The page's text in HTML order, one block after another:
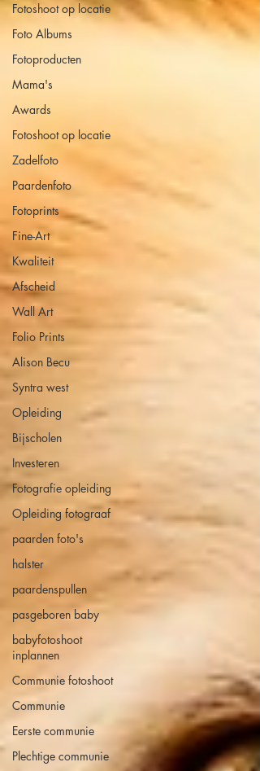
Fotoshoot op locatie
Foto Albums
Fotoproducten
Mama's
Awards
Fotoshoot op locatie
Zadelfoto
Paardenfoto
Fotoprints
Fine-Art
Kwaliteit
Afscheid
Wall Art
Folio Prints
Alison Becu
Syntra west
Opleiding
Bijscholen
Investeren
Fotografie opleiding
Opleiding fotograaf
paarden foto's
halster
paardenspullen
pasgeboren baby
babyfotoshoot
inplannen
Communie fotoshoot
Communie
Eerste communie
Plechtige communie